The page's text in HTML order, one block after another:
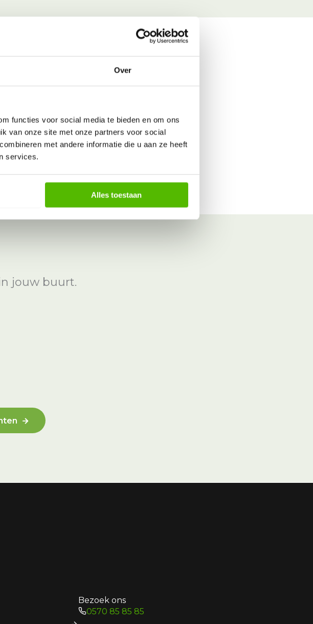
Over
functies voor social media te bieden en om ons
van onze site met onze partners voor social
met andere informatie die u aan ze heeft
services.
Alles toestaan
jouw buurt.
Bezoek ons
0570 85 85 85